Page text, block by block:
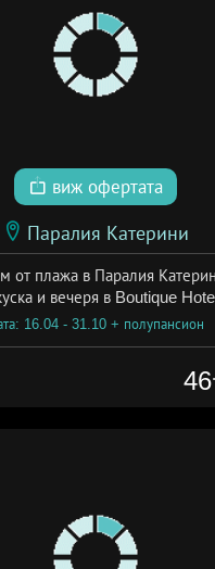
виж офертата
Паралия Катерини
от плажа в Паралия
и вечеря в Boutique
16.04 - 31.10 + полупансион
46